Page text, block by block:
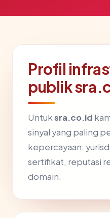
Profil
publik
Untuksra.co.id
sinyal yang paling
kepercayaan:
sertifikat, reputasi
domain.